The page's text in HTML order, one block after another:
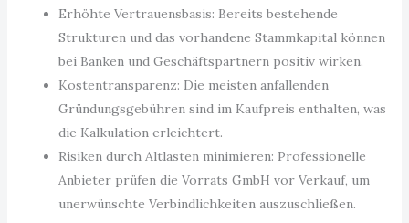
Erhöhte Vertrauensbasis: Bereits bestehende
Strukturen und das vorhandene Stammkapital können
bei Banken und Geschäftspartnern positiv wirken.
Kostentransparenz: Die meisten anfallenden
Gründungsgebühren sind im Kaufpreis enthalten, was
die Kalkulation erleichtert.
Risiken durch Altlasten minimieren: Professionelle
Anbieter prüfen die Vorrats GmbH vor Verkauf, um
unerwünschte Verbindlichkeiten auszuschließen.